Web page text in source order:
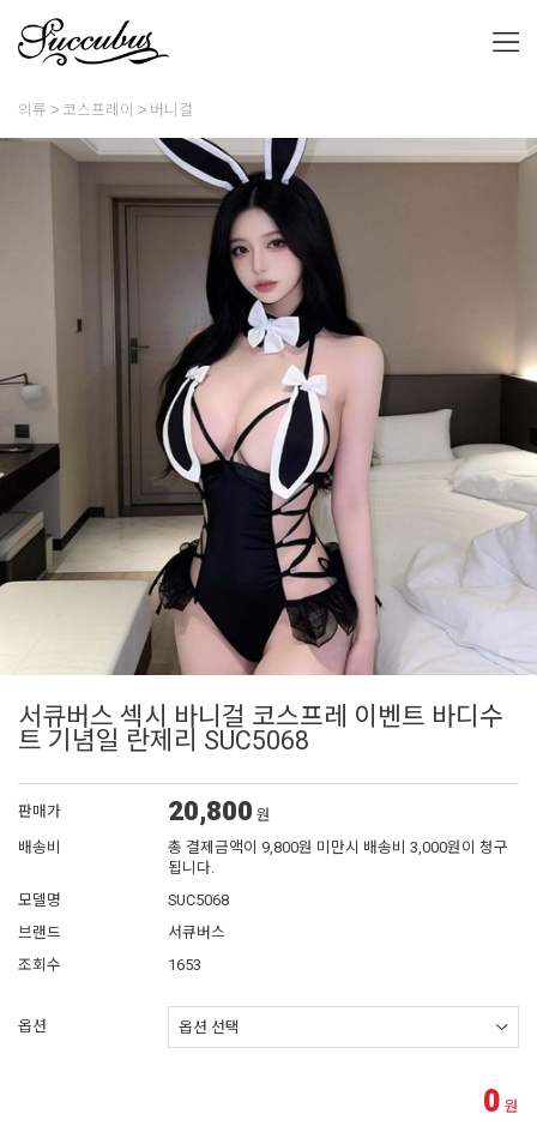
의류 코스프레이 버니걸
서큐버스 섹시 바니걸 코스프레 이벤트 바디수
트 기념일 란제리 SUC5068
판매가 20,800 원
배송비
총 결제금액이 9,800원 미만시 배송비 3,000원이 청구
됩니다.
모델명
SUC5068
브랜드
서큐버스
조회수
1653
옵션
0 원